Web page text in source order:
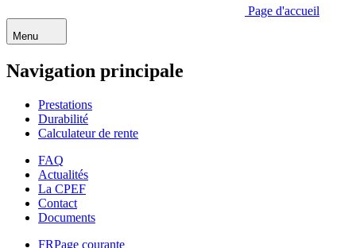
Page d'accueil
Menu
Navigation principale
Prestations
Durabilité
Calculateur de rente
FAQ
Actualités
La CPEF
Contact
Documents
FRPage courante